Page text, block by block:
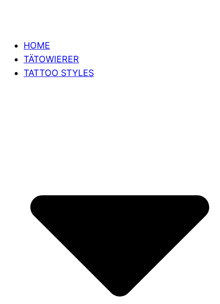
HOME
TÄTOWIERER
TATTOO STYLES